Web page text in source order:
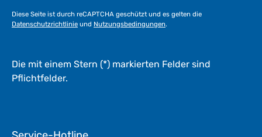
Diese Seite ist durch reCAPTCHA geschützt und es gelten die
Datenschutzrichtlinie und Nutzungsbedingungen.
Die mit einem Stern (*) markierten Felder sind
Pflichtfelder.